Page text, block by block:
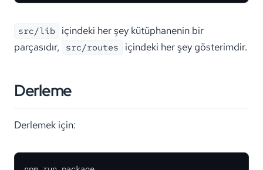
src/lib içindeki her şey kütüphanenin bir
parçasıdır,
src/routes içindeki her şey gösterimdir.
Derleme
Derlemek için: